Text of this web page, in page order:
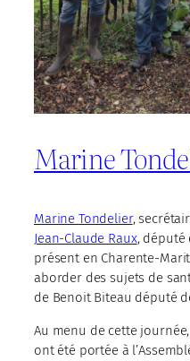
Marine
Marine Tondelier,
Jean-Claude Raux, député
présent en Charente-
aborder des sujets de
de Benoit Biteau député
Au menu de cette
ont été portée à